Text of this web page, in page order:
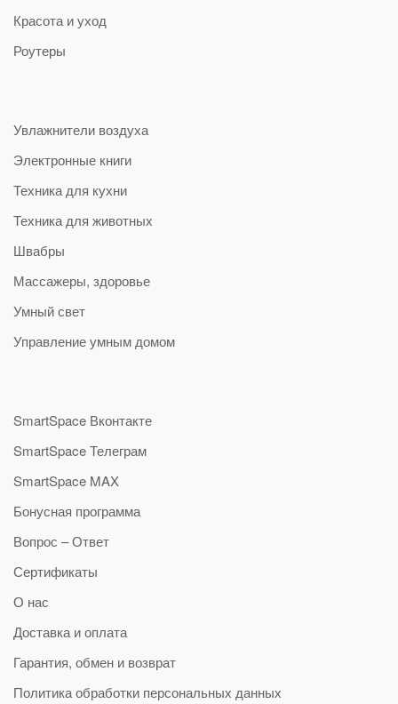
Красота и уход
Роутеры
Увлажнители воздуха
Электронные книги
Техника для кухни
Техника для животных
Швабры
Массажеры, здоровье
Умный свет
Управление умным домом
SmartSpace Вконтакте
SmartSpace Телеграм
SmartSpace MAX
Бонусная программа
Вопрос – Ответ
Сертификаты
О нас
Доставка и оплата
Гарантия, обмен и возврат
Политика обработки персональных данных